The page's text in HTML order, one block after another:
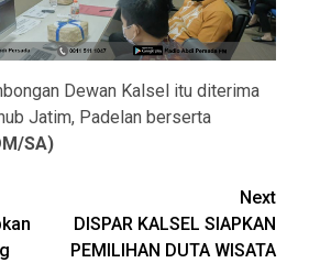
Dewan Kalsel itu diterima
Jatim, Padelan berserta
SA)
Next
DISPAR KALSEL SIAPKAN
PEMILIHAN DUTA WISATA